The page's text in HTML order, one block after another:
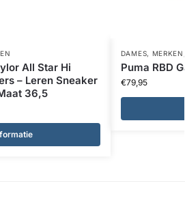
All Star Hi
– Leren Sneaker
36,5
DAMES, MERKEN
Puma RBD
€79,95